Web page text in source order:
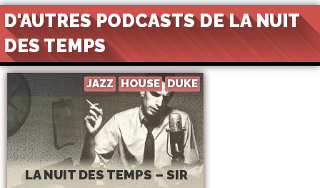
D'AUTRES PODCASTS DE LA NUIT
DES TEMPS
DUKE
HOUSE
JAZZ
LA NUIT DES TEMPS – SIR